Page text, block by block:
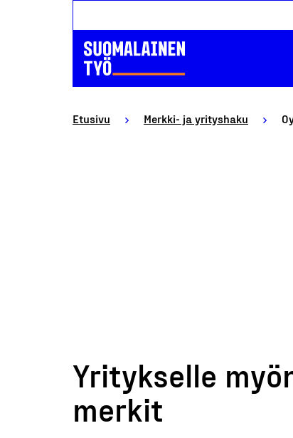
Etusivu Merkki- ja yrityshaku
Yritykselle
merkit